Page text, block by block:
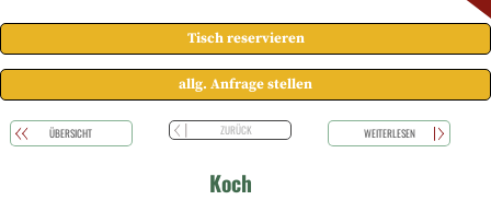
Tisch reservieren
allg. Anfrage stellen
ÜBERSICHT ZURÜCK WEITERLESEN
Koch